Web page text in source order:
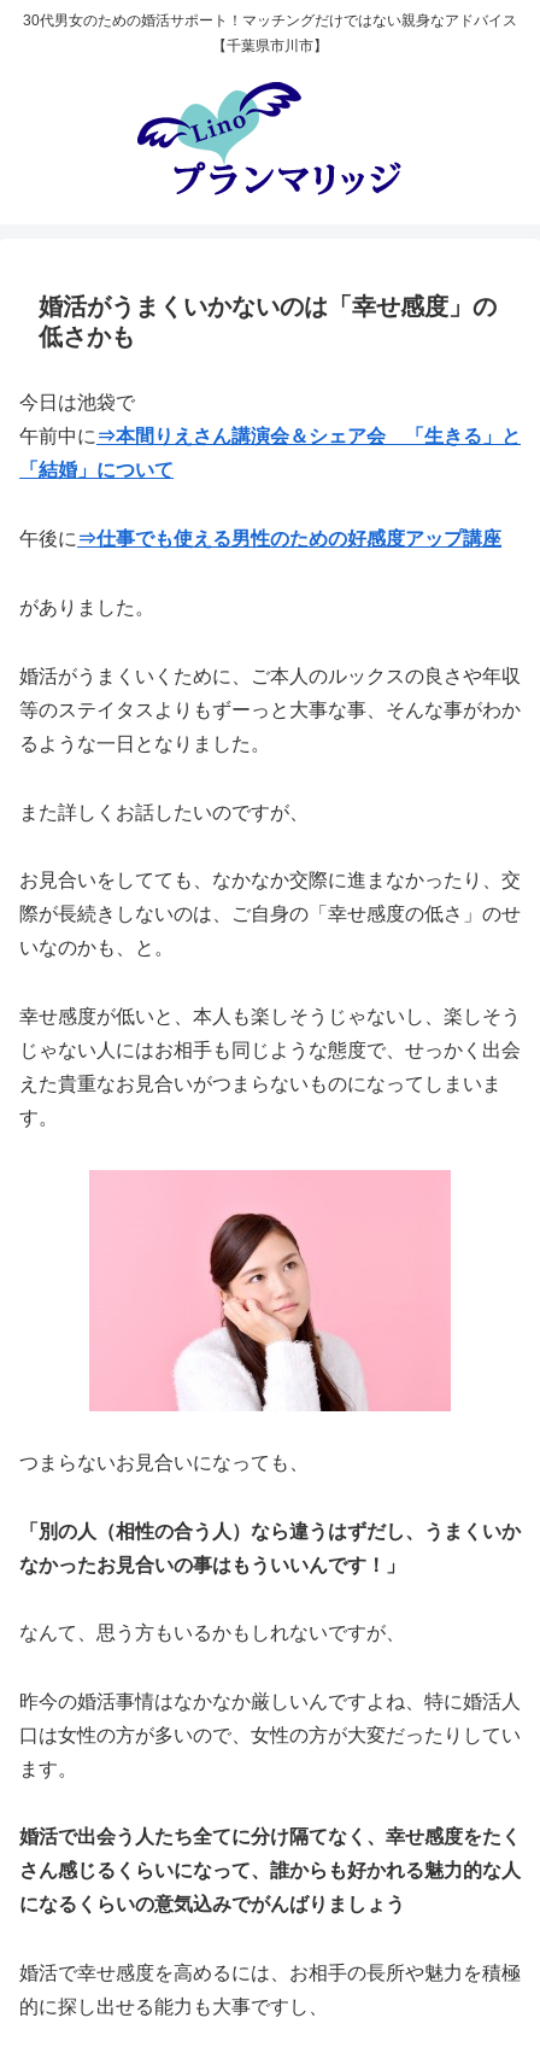
30代男女のための婚活サポート！マッチングだけではない親身なアドバイス
【千葉県市川市】
婚活がうまくいかないのは「幸せ感度」の
低さかも
今日は池袋で
午前中に ⇒本間りえさん講演会＆シェア会 「生きる」と
「結婚」について
午後に ⇒仕事でも使える男性のための好感度アップ講座
がありました。
婚活がうまくいくために、ご本人のルックスの良さや年収
等のステイタスよりもずーっと大事な事、そんな事がわか
るような一日となりました。
また詳しくお話したいのですが、
お見合いをしてても、なかなか交際に進まなかったり、交
際が長続きしないのは、ご自身の「幸せ感度の低さ」のせ
いなのかも、と。
幸せ感度が低いと、本人も楽しそうじゃないし、楽しそう
じゃない人にはお相手も同じような態度で、せっかく出会
えた貴重なお見合いがつまらないものになってしまいま
す。
つまらないお見合いになっても、
「別の人（相性の合う人）なら違うはずだし、うまくいか
なかったお見合いの事はもういいんです！」
なんて、思う方もいるかもしれないですが、
昨今の婚活事情はなかなか厳しいんですよね、特に婚活人
口は女性の方が多いので、女性の方が大変だったりしてい
ます。
婚活で出会う人たち全てに分け隔てなく、幸せ感度をたく
さん感じるくらいになって、誰からも好かれる魅力的な人
になるくらいの意気込みでがんばりましょう
婚活で幸せ感度を高めるには、お相手の長所や魅力を積極
的に探し出せる能力も大事ですし、